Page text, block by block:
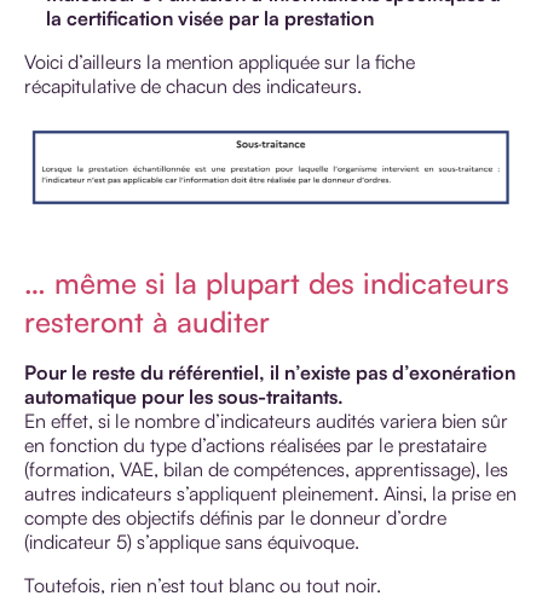
la certification visée par la prestation
Voici d’ailleurs la mention appliquée sur la fiche
récapitulative de chacun des indicateurs.
… même si la plupart des indicateurs
resteront à auditer
Pour le reste du référentiel, il n’existe pas d’exonération
automatique pour les sous-traitants.
En effet, si le nombre d’indicateurs audités variera bien sûr
en fonction du type d’actions réalisées par le prestataire
(formation, VAE, bilan de compétences, apprentissage), les
autres indicateurs s’appliquent pleinement. Ainsi, la prise en
compte des objectifs définis par le donneur d’ordre
(indicateur 5) s’applique sans équivoque.
Toutefois, rien n’est tout blanc ou tout noir.